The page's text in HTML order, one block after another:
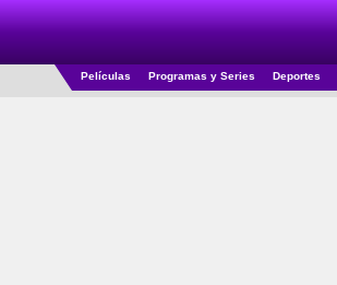
Películas Programas y Series Deportes